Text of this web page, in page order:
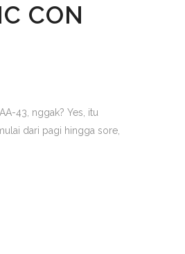
CON
43, nggak? Yes, itu
dari pagi hingga sore,